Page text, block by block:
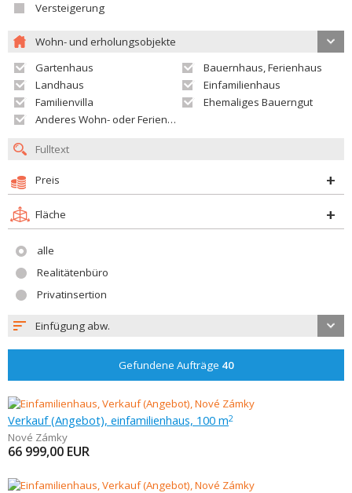
Versteigerung
Wohn- und erholungsobjekte
Gartenhaus
Bauernhaus, Ferienhaus
Landhaus
Einfamilienhaus
Familienvilla
Ehemaliges Bauerngut
Anderes Wohn- oder Ferienobjekt
Preis
Fläche
alle
Realitätenbüro
Privatinsertion
Einfügung abw.
Gefundene Aufträge 40
Verkauf (Angebot), einfamilienhaus, 100 m2
Nové Zámky
66 999,00 EUR